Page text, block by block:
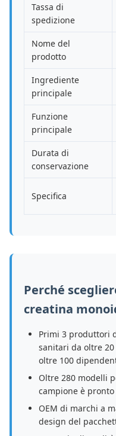
Tassa di
spedizione
Nome del
prodotto
Ingrediente
principale
Funzione
principale
Durata di
conservazione
Specifica
Perché
creatina
Primi 3 produttori
sanitari da oltre
oltre 100
Oltre 280 modelli
campione è
OEM di marchi a
design del